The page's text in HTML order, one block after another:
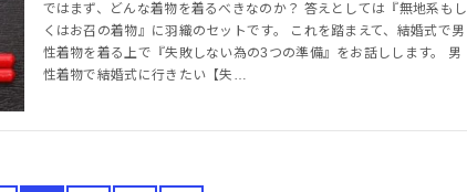
ではまず、どんな着物を着るべきなのか？ 答えとしては『無地系もし
くはお召の着物』に羽織のセットです。 これを踏まえて、結婚式で男
性着物を着る上で『失敗しない為の3つの準備』をお話しします。 男
性着物で結婚式に行きたい【失…